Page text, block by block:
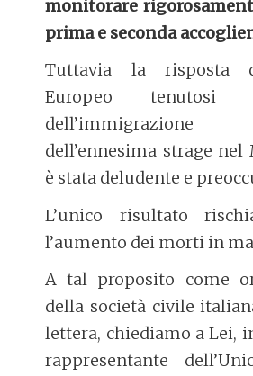
monitorare
prima e seconda
Tuttavia la risposta
Europeo
dell’immigrazione
dell’ennesima strage nel
è stata deludente e
L’unico risultato
l’aumento dei morti in
A tal proposito come
della società civile
lettera, chiediamo a Lei,
rappresentante